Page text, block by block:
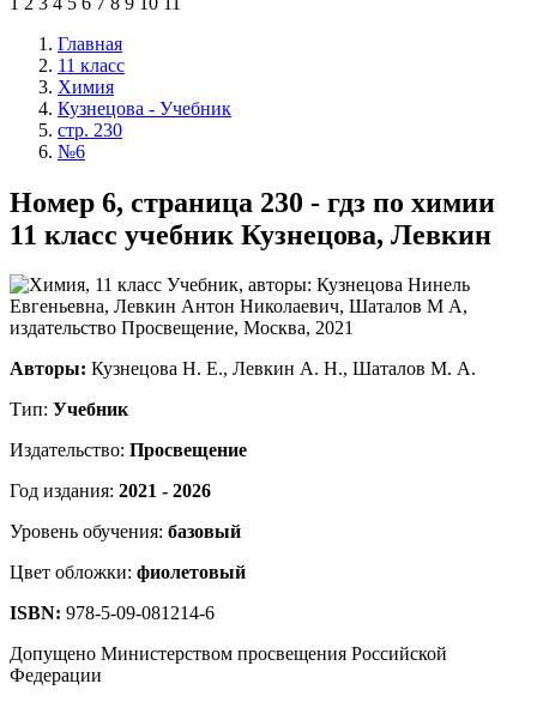
Главная
11 класс
Химия
Кузнецова - Учебник
стр. 230
№6
Номер 6, страница 230 - гдз по химии
11 класс учебник Кузнецова, Левкин
Авторы: Кузнецова Н. Е., Левкин А. Н., Шаталов М. А.
Тип: Учебник
Издательство: Просвещение
Год издания: 2021 - 2026
Уровень обучения: базовый
Цвет обложки: фиолетовый
ISBN: 978-5-09-081214-6
Допущено Министерством просвещения Российской
Федерации